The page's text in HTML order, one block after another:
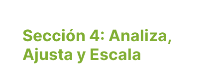
Sección 4: Analiza,
Ajusta y Escala